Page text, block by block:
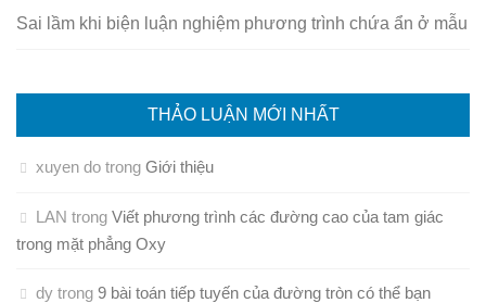
Sai lầm khi biện luận nghiệm phương trình chứa ẩn ở mẫu
THẢO LUẬN MỚI NHẤT
xuyen do trong Giới thiệu
LAN trong Viết phương trình các đường cao của tam giác
trong mặt phẳng Oxy
dy trong 9 bài toán tiếp tuyến của đường tròn có thể bạn